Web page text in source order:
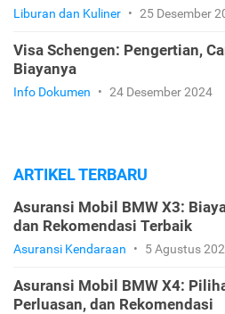
Liburan dan Kuliner • 25 Desember
Visa Schengen: Pengertian,
Biayanya
Info Dokumen • 24 Desember 2024
ARTIKEL TERBARU
Asuransi Mobil BMW X3:
dan Rekomendasi Terbaik
Asuransi Kendaraan • 5 Agustus
Asuransi Mobil BMW X4:
Perluasan, dan Rekomendasi